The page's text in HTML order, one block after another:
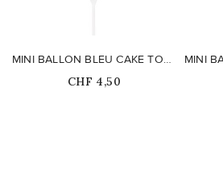
MINI BALLON BLEU CAKE TOPPER CHIFFRE 1
Prix
CHF 4,50